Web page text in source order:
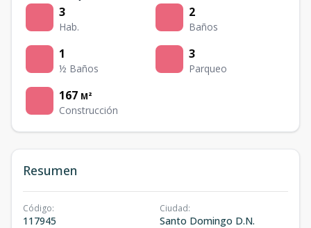
3
Hab.
2
Baños
1
½ Baños
3
Parqueo
167 M²
Construcción
Resumen
Código:
117945
Ciudad:
Santo Domingo D.N.